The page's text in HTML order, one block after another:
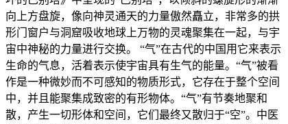
向上方盘旋，像向神灵通天的力量傲然矗立，非常多的拱
形门窗户与洞窟吸收地球上万物的灵魂聚集在一起，与宇
宙中神秘的力量进行交换。 “气”在古代的中国用它来表示
生命的气息，活着表示使宇宙具有生气的能量。“气”被看
作是一种微妙而不可感知的物质形式，它存在于整个空间
中，并且能聚集成致密的有形物体。“气”有节奏地聚和
散，产生一切形体和空间，它们最终又散归于“空”。中医